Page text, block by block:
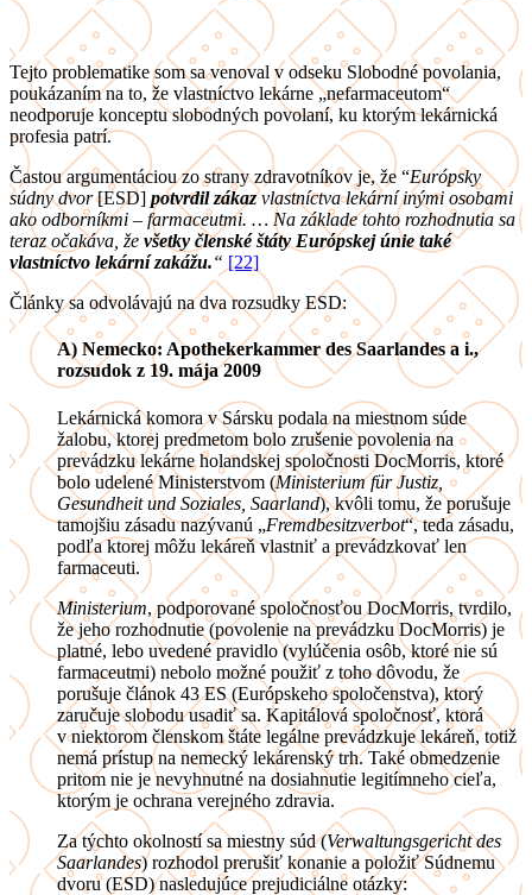
Tejto problematike som sa venoval v odseku Slobodné povolania,
poukázaním na to, že vlastníctvo lekárne „nefarmaceutom“
neodporuje konceptu slobodných povolaní, ku ktorým lekárnická
profesia patrí.
Častou argumentáciou zo strany zdravotníkov je, že “Európsky
súdny dvor[ESD] potvrdil zákazvlastníctva lekární inými osobami
ako odborníkmi – farmaceutmi. … Na základe tohto rozhodnutia sa
teraz očakáva, že všetky členské štáty Európskej únie také
vlastníctvo lekární zakážu.“ [22]
Články sa odvolávajú na dva rozsudky ESD:
A) Nemecko: Apothekerkammer des Saarlandes a i.,
rozsudok z 19. mája 2009
Lekárnická komora v Sársku podala na miestnom súde
žalobu, ktorej predmetom bolo zrušenie povolenia na
prevádzku lekárne holandskej spoločnosti DocMorris, ktoré
bolo udelené Ministerstvom (Ministerium für Justiz,
Gesundheit und Soziales, Saarland), kvôli tomu, že porušuje
tamojšiu zásadu nazývanú „Fremdbesitzverbot“, teda zásadu,
podľa ktorej môžu lekáreň vlastniť a prevádzkovať len
farmaceuti.
Ministerium, podporované spoločnosťou DocMorris, tvrdilo,
že jeho rozhodnutie (povolenie na prevádzku DocMorris) je
platné, lebo uvedené pravidlo (vylúčenia osôb, ktoré nie sú
farmaceutmi) nebolo možné použiť z toho dôvodu, že
porušuje článok 43 ES (Európskeho spoločenstva), ktorý
zaručuje slobodu usadiť sa. Kapitálová spoločnosť, ktorá
v niektorom členskom štáte legálne prevádzkuje lekáreň, totiž
nemá prístup na nemecký lekárenský trh. Také obmedzenie
pritom nie je nevyhnutné na dosiahnutie legitímneho cieľa,
ktorým je ochrana verejného zdravia.
Za týchto okolností sa miestny súd (Verwaltungsgericht des
Saarlandes) rozhodol prerušiť konanie a položiť Súdnemu
dvoru (ESD) nasledujúce prejudiciálne otázky: